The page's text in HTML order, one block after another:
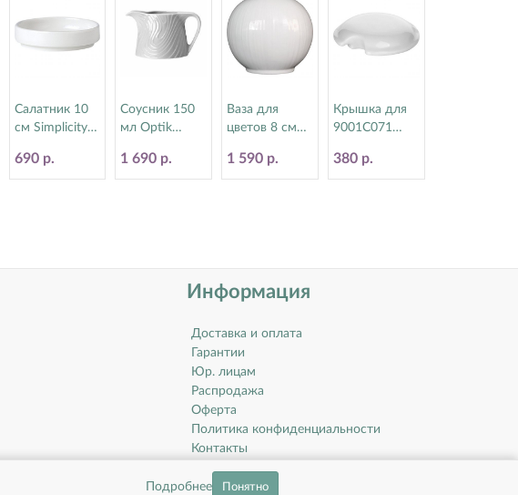
Подробнее Понятно
Салатник 10
см Simplicity
(Стилайт)
11010470
690 р.
Соусник 150
мл Optik
(Стилайт)
9118C1032
1 690 р.
Ваза для
цветов 8 см
(Стилайт)
9032C742
1 590 р.
Крышка для
9001C071
Steelite
(Стилайт)
380 р.
Информация
Доставка и оплата
Гарантии
Юр. лицам
Распродажа
Оферта
Политика конфиденциальности
Контакты